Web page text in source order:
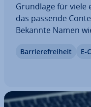
Grundlage für viele
das passende
Bekannte Namen
ven, die mit einem
Bar­rie­re­frei­heit E-